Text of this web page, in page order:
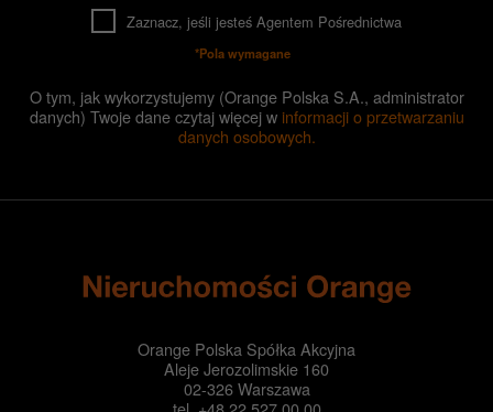
Zaznacz, jeśli jesteś Agentem Pośrednictwa
*Pola wymagane
O tym, jak wykorzystujemy (Orange Polska S.A., administrator
danych) Twoje dane czytaj więcej w informacji o przetwarzaniu
danych osobowych.
Orange Polska Spółka Akcyjna
Aleje Jerozolimskie 160
02-326 Warszawa